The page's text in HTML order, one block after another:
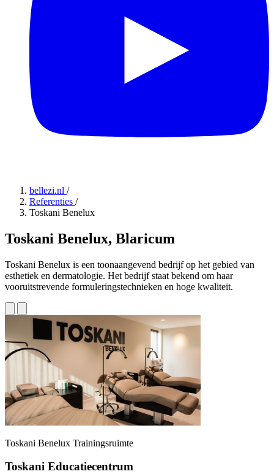
bellezi.nl /
Referenties /
Toskani Benelux
Toskani Benelux, Blaricum
Toskani Benelux is een toonaangevend bedrijf op het gebied van
esthetiek en dermatologie. Het bedrijf staat bekend om haar
vooruitstrevende formuleringstechnieken en hoge kwaliteit.
Toskani Benelux Trainingsruimte
Toskani Educatiecentrum